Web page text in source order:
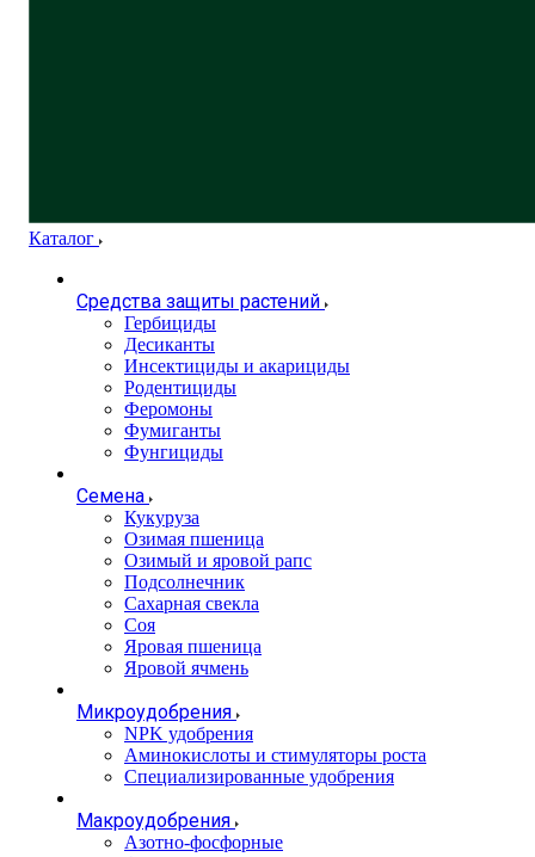
Каталог
Средства защиты растений
Гербициды
Десиканты
Инсектициды и акарициды
Родентициды
Феромоны
Фумиганты
Фунгициды
Семена
Кукуруза
Озимая пшеница
Озимый и яровой рапс
Подсолнечник
Сахарная свекла
Соя
Яровая пшеница
Яровой ячмень
Микроудобрения
NPK удобрения
Аминокислоты и стимуляторы роста
Специализированные удобрения
Макроудобрения
Азотно-фосфорные